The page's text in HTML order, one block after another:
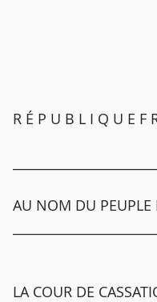
R É P U B L I Q U E F
AU NOM DU PEUPLE
LA COUR DE